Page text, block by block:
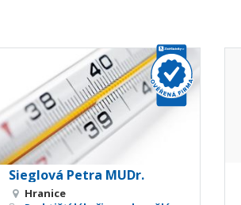
Sieglová Petra MUDr.
Hranice